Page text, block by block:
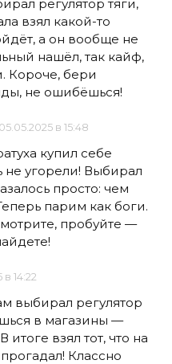
регулятор тяги,
взял какой-то
а он вообще не
нашёл, так кайф,
Короче, бери
не ошибёшься!
05.05.2025 в 15:48
купил себе
не угорели! Выбирал
просто: чем
парим как боги.
пробуйте —
в 14:22
выбирал регулятор
в магазины —
итоге взял тот, что на
Классно